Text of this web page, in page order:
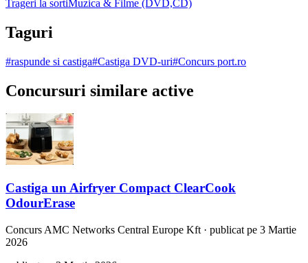
Trageri la sortiMuzica & Filme (DVD,CD)
Taguri
#raspunde si castiga#Castiga DVD-uri#Concurs port.ro
Concursuri similare active
Castiga un Airfryer Compact ClearCook
OdourErase
Concurs AMC Networks Central Europe Kft · publicat pe 3 Martie
2026